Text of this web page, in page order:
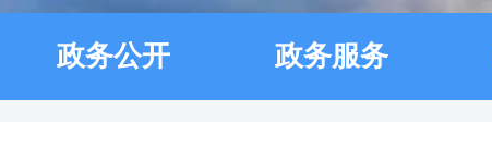
政务公开 政务服务